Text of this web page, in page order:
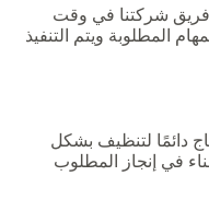
فريق شركتنا في وقت
المطلوبة ويتم التنفيذ
دائمًا لتنظيف بشكل
في إنجاز المطلوب